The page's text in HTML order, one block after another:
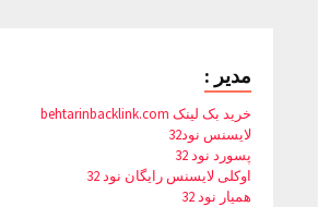
مدیر :
خرید بک لینک behtarinbacklink.com
لایسنس نود32
پسورد نود 32
اوکلی لایسنس رایگان نود 32
همیار نود 32